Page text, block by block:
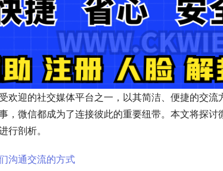
欢迎的社交媒体平台之一，以其简洁、便捷的交
，微信都成为了连接彼此的重要纽带。本文将探
行剖析。